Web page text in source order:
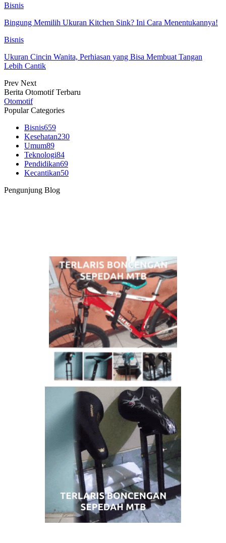
Bisnis
Bingung Memilih Ukuran Kitchen Sink? Ini Cara Menentukannya!
Bisnis
Ukuran Cincin Wanita, Perhiasan yang Bisa Membuat Tangan
Lebih Cantik
Prev Next
Berita Otomotif Terbaru
Otomotif
Popular Categories
Bisnis659
Kesehatan230
Umum89
Teknologi84
Pendidikan69
Kecantikan50
Pengunjung Blog